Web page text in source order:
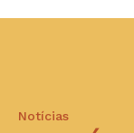
Notícias